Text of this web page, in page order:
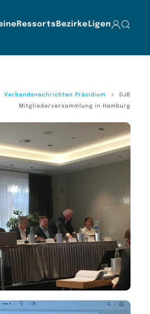
Ressorts Bezirke Ligen
Verbandsnachrichten Präsidium
DJB
Mitgliederversammlung in Hamburg